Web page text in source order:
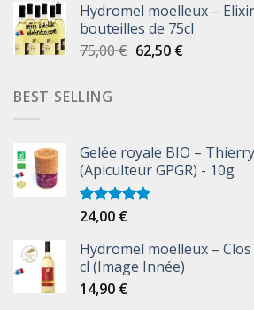
Hydromel moelleux –
bouteilles de 75cl
75,00€ 62,50 €
BEST SELLING
Gelée royale BIO –
(Apiculteur GPGR) - 10g
Note5.00
24,00 €
Hydromel moelleux –
cl (Image Innée)
14,90 €